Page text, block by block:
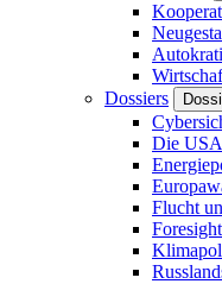
Dossiers
Die USA
Flucht